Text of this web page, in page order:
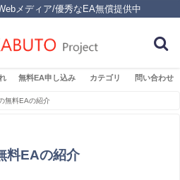
メディア/優秀なEA無償提供中
無料EA申し込み カテゴリ 問い合わせ
無料EAの紹介
料EAの紹介